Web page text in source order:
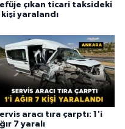
çıkan ticari taksideki
kişi yaralandı
aracı tıra çarptı: 1'i
7 yaralı